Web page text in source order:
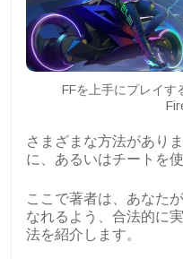
FFを上手にプレイ
さまざまな方法があり
に、あるいはチートを
ここで著者は、あなた
なれるよう、合法的に
法を紹介します。